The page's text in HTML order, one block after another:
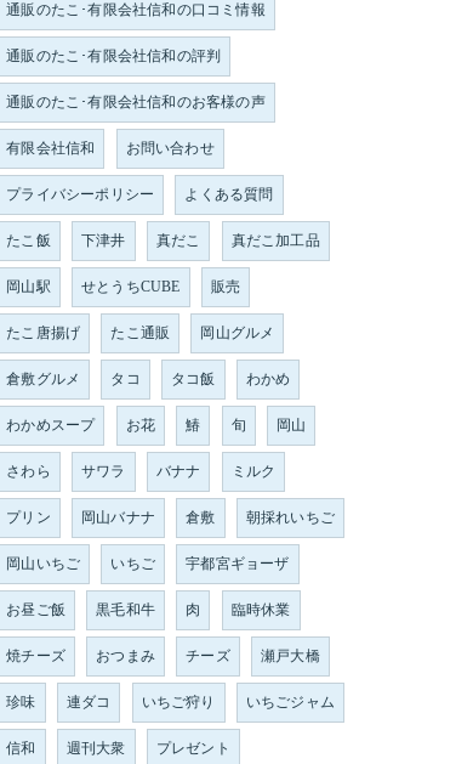
通販のたこ･有限会社信和の口コミ情報
通販のたこ･有限会社信和の評判
通販のたこ･有限会社信和のお客様の声
有限会社信和 お問い合わせ
プライバシーポリシー よくある質問
たこ飯 下津井 真だこ 真だこ加工品
岡山駅 せとうちCUBE 販売
たこ唐揚げ たこ通販 岡山グルメ
倉敷グルメ タコ タコ飯 わかめ
わかめスープ お花 鰆 旬 岡山
さわら サワラ バナナ ミルク
プリン 岡山バナナ 倉敷 朝採れいちご
岡山いちご いちご 宇都宮ギョーザ
お昼ご飯 黒毛和牛 肉 臨時休業
焼チーズ おつまみ チーズ 瀬戸大橋
珍味 連ダコ いちご狩り いちごジャム
信和 週刊大衆 プレゼント